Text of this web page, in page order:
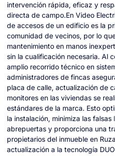
intervención rápida, eficaz y
directa de campo.En Video
de accesos de un edificio es la
comunidad de vecinos, por lo
mantenimiento en manos
sin la cualificación necesaria. Al
amplio recorrido técnico en
administradores de fincas
placa de calle, actualización de
monitores en las viviendas se
estándares de la marca. Esto
la instalación, minimiza las falsas
abrepuertas y proporciona una
propietarios del inmueble en
actualización a la tecnología